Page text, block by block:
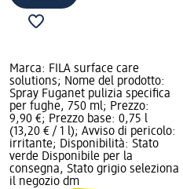
Marca: FILA surface care
solutions; Nome del prodotto:
Spray Fuganet pulizia specifica
per fughe, 750 ml; Prezzo:
9,90 €; Prezzo base: 0,75 l
(13,20 € / 1 l); Avviso di pericolo:
irritante; Disponibilità: Stato
verde Disponibile per la
consegna, Stato grigio seleziona
il negozio dm